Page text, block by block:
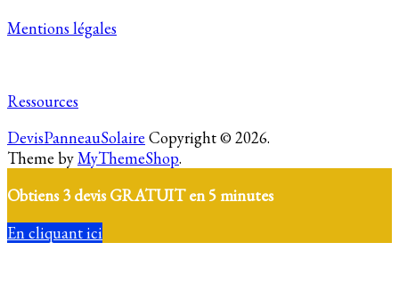
Mentions légales
Ressources
DevisPanneauSolaire Copyright © 2026.
Theme byMyThemeShop.
Obtiens 3 devis GRATUIT en 5 minutes
En cliquant ici